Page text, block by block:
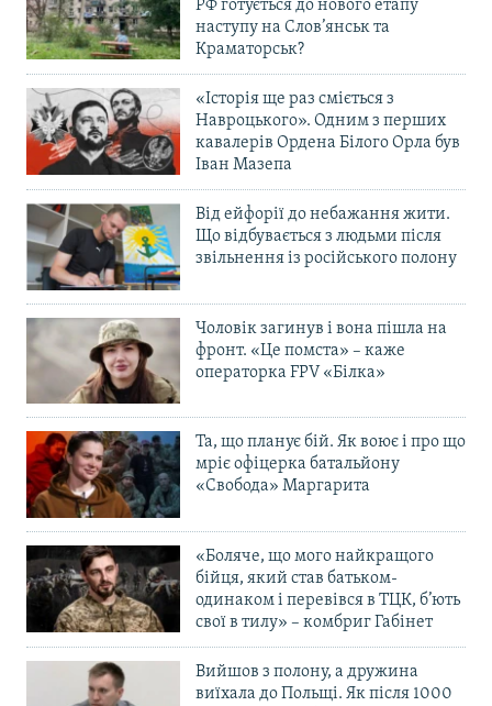
РФ готується до нового етапу
наступу на Слов’янськ та
Краматорськ?
«Історія ще раз сміється з
Навроцького». Одним з перших
кавалерів Ордена Білого Орла був
Іван Мазепа
Від ейфорії до небажання жити.
Що відбувається з людьми після
звільнення із російського полону
Чоловік загинув і вона пішла на
фронт. «Це помста» – каже
операторка FPV «Білка»
Та, що планує бій. Як воює і про що
мріє офіцерка батальйону
«Свобода» Маргарита
«Боляче, що мого найкращого
бійця, який став батьком-
одинаком і перевівся в ТЦК, б’ють
свої в тилу» – комбриг Габінет
Вийшов з полону, а дружина
виїхала до Польщі. Як після 1000